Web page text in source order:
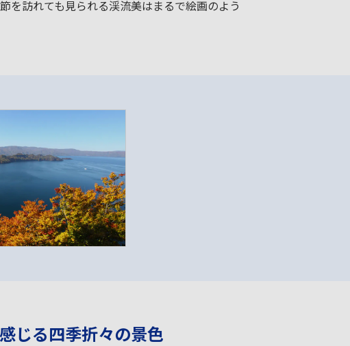
を訪れても見られる渓流美はまるで絵画のよう
じる四季折々の景色